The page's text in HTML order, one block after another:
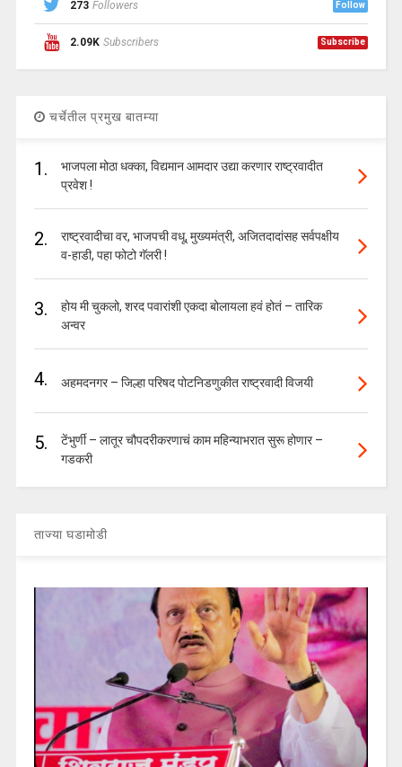
273 Followers Follow
2.09K Subscribers Subscribe
चर्चेतील प्रमुख बातम्या
1.
भाजपला मोठा धक्का, विद्यमान आमदार उद्या करणार राष्ट्रवादीत
प्रवेश !
2.
राष्ट्रवादीचा वर, भाजपची वधू, मुख्यमंत्री, अजितदादांसह सर्वपक्षीय
व-हाडी, पहा फोटो गॅलरी !
3.
होय मी चुकलो, शरद पवारांशी एकदा बोलायला हवं होतं – तारिक
अन्वर
4. अहमदनगर – जिल्हा परिषद पोटनिडणुकीत राष्ट्रवादी विजयी
5.
टेंभुर्णी – लातूर चौपदरीकरणाचं काम महिन्याभरात सुरू होणार –
गडकरी
ताज्या घडामोडी